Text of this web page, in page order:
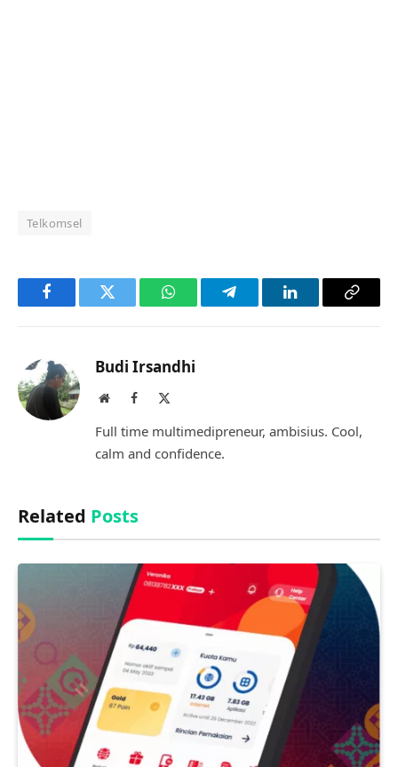
Telkomsel
FacebookTwitter WhatsAppTelegramLinkedInCopy
Budi Irsandhi
WebsiteFacebook
Full time multimedipreneur, ambisius. Cool,
calm and confidence.
Related Posts